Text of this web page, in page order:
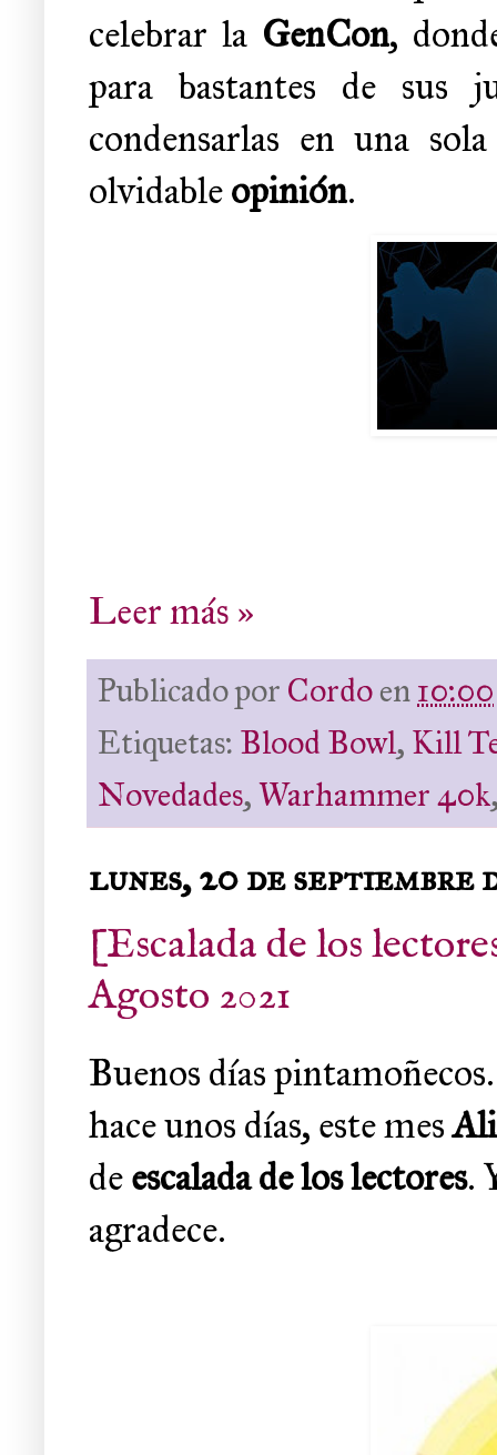
celebrar la GenCon,
para bastantes de sus
condensarlas en una
olvidableopinión.
Leer más »
Publicado por Cordoen10:00
Etiquetas: Blood Bowl, Kill
Novedades,Warhammer 40k
lunes, 20 de septiembre
[Escalada de los
Agosto 2021
Buenos días
hace unos días, este mes
deescalada de los lectores.
agradece.